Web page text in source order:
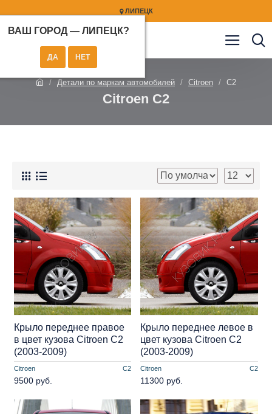
ЛИПЕЦК
ВАШ ГОРОД — ЛИПЕЦК?
Детали по маркам автомобилей Citroen C2
Citroen C2
Citroen C2
Крыло переднее правое
в цвет кузова Citroen C2
(2003-2009)
9500 руб.
Citroen C2
Крыло переднее левое в
цвет кузова Citroen C2
(2003-2009)
11300 руб.